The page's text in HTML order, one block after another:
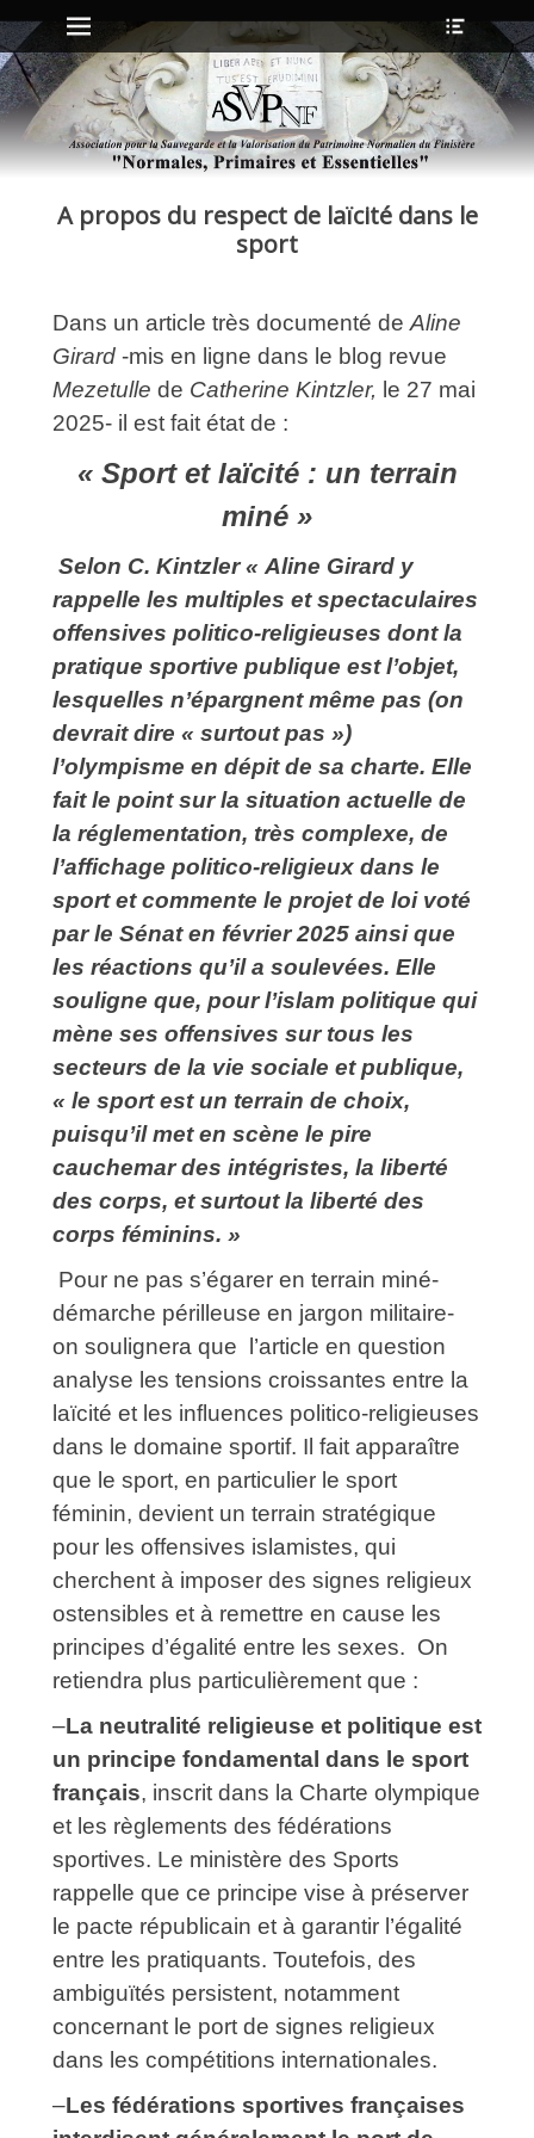
Menu principal
Aller
au
contenu
l’en-
tête
A propos du respect de laïcité dans le
sport
Dans un article très documenté de Aline
Girard -mis en ligne dans le blog revue
Mezetulle de Catherine Kintzler, le 27 mai
2025- il est fait état de :
« Sport et laïcité : un terrain
miné »
Selon C. Kintzler « Aline Girard y
rappelle les multiples et spectaculaires
offensives politico-religieuses dont la
pratique sportive publique est l’objet,
lesquelles n’épargnent même pas (on
devrait dire « surtout pas »)
l’olympisme en dépit de sa charte. Elle
fait le point sur la situation actuelle de
la réglementation, très complexe, de
l’affichage politico-religieux dans le
sport et commente le projet de loi voté
par le Sénat en février 2025 ainsi que
les réactions qu’il a soulevées. Elle
souligne que, pour l’islam politique qui
mène ses offensives sur tous les
secteurs de la vie sociale et publique,
« le sport est un terrain de choix,
puisqu’il met en scène le pire
cauchemar des intégristes, la liberté
des corps, et surtout la liberté des
corps féminins. »
Pour ne pas s’égarer en terrain miné-
démarche périlleuse en jargon militaire-
on soulignera que l’article en question
analyse les tensions croissantes entre la
laïcité et les influences politico-religieuses
dans le domaine sportif. Il fait apparaître
que le sport, en particulier le sport
féminin, devient un terrain stratégique
pour les offensives islamistes, qui
cherchent à imposer des signes religieux
ostensibles et à remettre en cause les
principes d’égalité entre les sexes. On
retiendra plus particulièrement que :
–La neutralité religieuse et politique est
un principe fondamental dans le sport
français, inscrit dans la Charte olympique
et les règlements des fédérations
sportives. Le ministère des Sports
rappelle que ce principe vise à préserver
le pacte républicain et à garantir l’égalité
entre les pratiquants. Toutefois, des
ambiguïtés persistent, notamment
concernant le port de signes religieux
dans les compétitions internationales.
–Les fédérations sportives françaises